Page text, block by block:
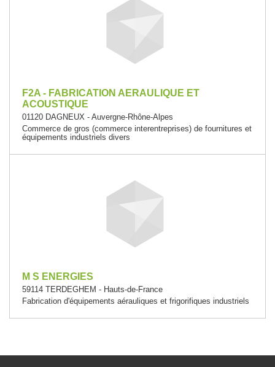
F2A - FABRICATION AERAULIQUE ET
ACOUSTIQUE
01120 DAGNEUX - Auvergne-Rhône-Alpes
Commerce de gros (commerce interentreprises) de fournitures et
équipements industriels divers
M S ENERGIES
59114 TERDEGHEM - Hauts-de-France
Fabrication d'équipements aérauliques et frigorifiques industriels